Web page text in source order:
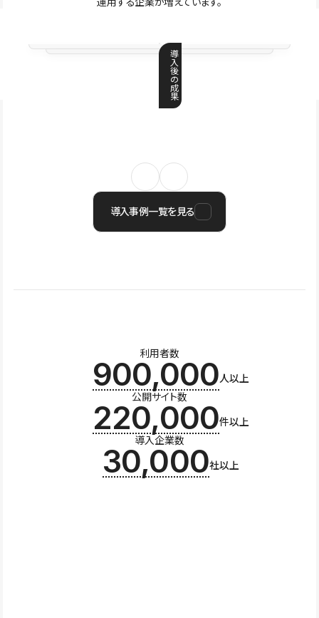
導
入
後
の
成
果
導入事例一覧を見る
利用者数
900,000人以上
公開サイト数
220,000件以上
導入企業数
30,000社以上